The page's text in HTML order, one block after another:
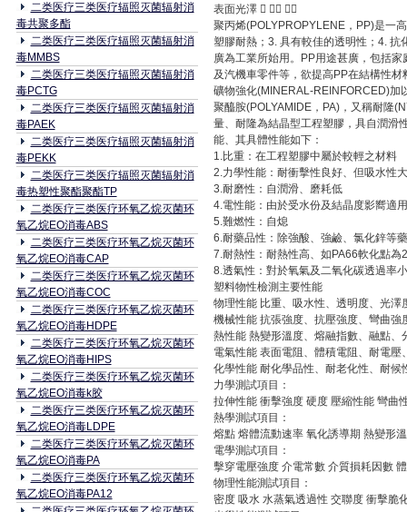
二类医疗三类医疗辐照灭菌辐射消
毒共聚多酯
二类医疗三类医疗辐照灭菌辐射消
毒MMBS
二类医疗三类医疗辐照灭菌辐射消
毒PCTG
二类医疗三类医疗辐照灭菌辐射消
毒PAEK
二类医疗三类医疗辐照灭菌辐射消
毒PEKK
二类医疗三类医疗辐照灭菌辐射消
毒热塑性聚酯聚酯TP
二类医疗三类医疗环氧乙烷灭菌环
氧乙烷EO消毒ABS
二类医疗三类医疗环氧乙烷灭菌环
氧乙烷EO消毒CAP
二类医疗三类医疗环氧乙烷灭菌环
氧乙烷EO消毒COC
二类医疗三类医疗环氧乙烷灭菌环
氧乙烷EO消毒HDPE
二类医疗三类医疗环氧乙烷灭菌环
氧乙烷EO消毒HIPS
二类医疗三类医疗环氧乙烷灭菌环
氧乙烷EO消毒k胶
二类医疗三类医疗环氧乙烷灭菌环
氧乙烷EO消毒LDPE
二类医疗三类医疗环氧乙烷灭菌环
氧乙烷EO消毒PA
二类医疗三类医疗环氧乙烷灭菌环
氧乙烷EO消毒PA12
表面光澤   
聚丙烯(POLYPROPYLENE，PP)是一
塑膠耐熱；3. 具有較佳的透明性；4.
廣為工業所始用。PP用途甚廣，包括
及汽機車零件等，欲提高PP在結構性
礦物強化(MINERAL-REINFORCED)加
聚醯胺(POLYAMIDE，PA)，又稱耐隆
量、耐隆為結晶型工程塑膠，具自潤滑
能、其具體性能如下：
1.比重：在工程塑膠中屬於較輕之材料
2.力學性能：耐衝擊性良好、但吸水性大
3.耐磨性：自潤滑、磨耗低
4.電性能：由於受水份及結晶度影嚮適
5.難燃性：自熄
6.耐藥品性：除強酸、強鹼、氯化鋅等
7.耐熱性：耐熱性高、如PA66軟化點
8.透氣性：對於氧氣及二氧化碳透過率
塑料物性檢測主要性能
物理性能 比重、吸水性、透明度、光
機械性能 抗張強度、抗壓強度、彎曲
熱性能 熱變形溫度、熔融指數、融點
電氣性能 表面電阻、體積電阻、耐電
化學性能 耐化學品性、耐老化性、耐候
力學測試項目：
拉伸性能 衝擊強度 硬度 壓縮性能 彎曲
熱學測試項目：
熔點 熔體流動速率 氧化誘導期 熱變形
電學測試項目：
擊穿電壓強度 介電常數 介質損耗因數
物理性能測試項目：
密度 吸水 水蒸氣透過性 交聯度 衝擊脆